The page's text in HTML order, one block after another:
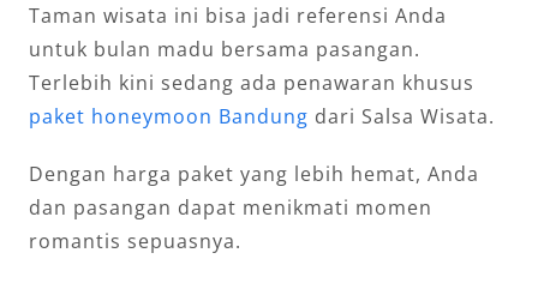
Taman wisata ini bisa jadi referensi Anda
untuk bulan madu bersama pasangan.
Terlebih kini sedang ada penawaran khusus
paket honeymoon Bandung dari Salsa Wisata.
Dengan harga paket yang lebih hemat, Anda
dan pasangan dapat menikmati momen
romantis sepuasnya.